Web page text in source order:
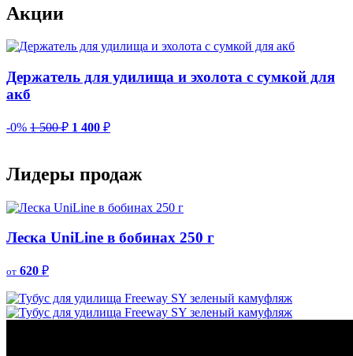
Акции
Держатель для удилища и эхолота с сумкой для
акб
-0% 1 500₽ 1 400 ₽
Лидеры продаж
Леска UniLine в бобинах 250 г
от 620 ₽